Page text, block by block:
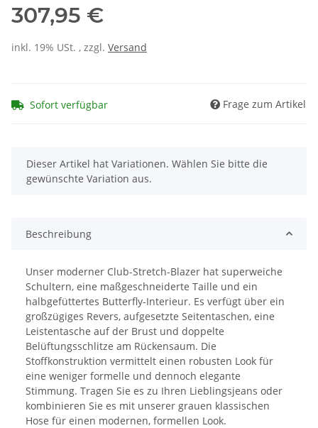
307,95 €
inkl. 19% USt. , zzgl. Versand
Sofort verfügbar Frage zum Artikel
x
Dieser Artikel hat Variationen. Wählen Sie bitte die
gewünschte Variation aus.
Beschreibung
Unser moderner Club-Stretch-Blazer hat superweiche
Schultern, eine maßgeschneiderte Taille und ein
halbgefüttertes Butterfly-Interieur. Es verfügt über ein
großzügiges Revers, aufgesetzte Seitentaschen, eine
Leistentasche auf der Brust und doppelte
Belüftungsschlitze am Rückensaum. Die
Stoffkonstruktion vermittelt einen robusten Look für
eine weniger formelle und dennoch elegante
Stimmung. Tragen Sie es zu Ihren Lieblingsjeans oder
kombinieren Sie es mit unserer grauen klassischen
Hose für einen modernen, formellen Look.